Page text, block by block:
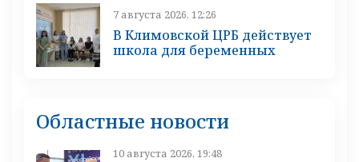
7 августа 2026, 12:26
В Климовской ЦРБ действует
школа для беременных
Областные новости
10 августа 2026, 19:48